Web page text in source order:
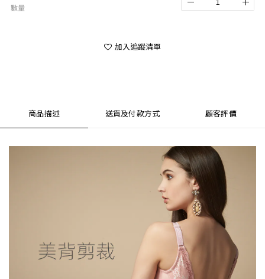
數量
加入追蹤清單
商品描述 送貨及付款方式 顧客評價